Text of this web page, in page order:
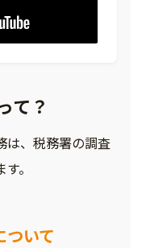
て？
は、税務署の調査
。
ついて